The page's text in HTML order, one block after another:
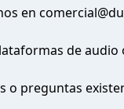
en
de audio
o preguntas